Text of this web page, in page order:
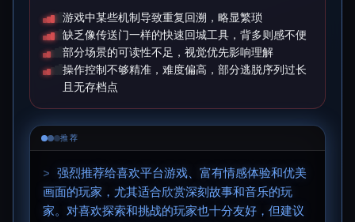
游戏中某些机制导致重复回溯，略显繁琐
缺乏像传送门一样的快速回城工具，背多则感不便
部分场景的可读性不足，视觉优先影响理解
操作控制不够精准，难度偏高，部分逃脱序列过长
且无存档点
推荐
> 强烈推荐给喜欢平台游戏、富有情感体验和优美
画面的玩家，尤其适合欣赏深刻故事和音乐的玩
家。对喜欢探索和挑战的玩家也十分友好，但建议